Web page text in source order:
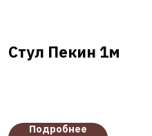
Стул Пекин 1м
Подробнее